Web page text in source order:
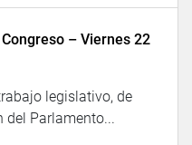
– Viernes 22
legislativo, de
del Parlamento...